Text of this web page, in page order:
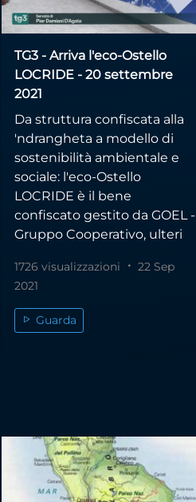
TG3 - Arriva l'eco-Ostello
LOCRIDE - 20 settembre
2021
Da struttura confiscata alla
'ndrangheta a modello di
sostenibilità ambientale e
sociale: l'eco-Ostello
LOCRIDE è il bene
confiscato gestito da GOEL -
Gruppo Cooperativo, ulteri
1726 visualizzazioni
22 Sep
2021
Guarda